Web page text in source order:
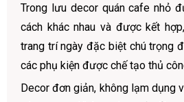
Trong lưu decor quán cafe nhỏ
cách khác nhau và được kết
trang trí ngày đặc biệt chú trọng
các phụ kiện được chế tạo thủ
Decor đơn giản, không lạm dụng